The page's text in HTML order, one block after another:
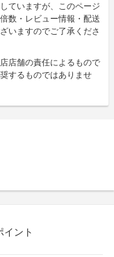
ていますが、このページ
数・レビュー情報・配送
いますのでご了承くださ
店舗の責任によるもので
するものではありませ
イント